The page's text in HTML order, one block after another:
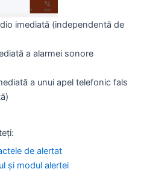
imediată (independentă de
a alarmei sonore
a unui apel telefonic fals
de alertat
și modul alertei